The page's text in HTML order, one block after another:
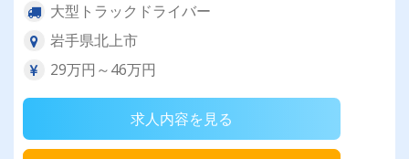
大型トラックドライバー
岩手県北上市
29万円～46万円
求人内容を見る